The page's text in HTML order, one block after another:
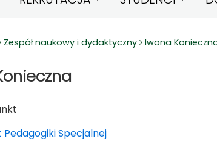
Zespół naukowy i dydaktyczny Iwona
Specjalnej